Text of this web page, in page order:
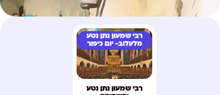
רבי שמעון נתן נטע
מלעלוב- יום כיפור
רבי שמעון נתן נטע